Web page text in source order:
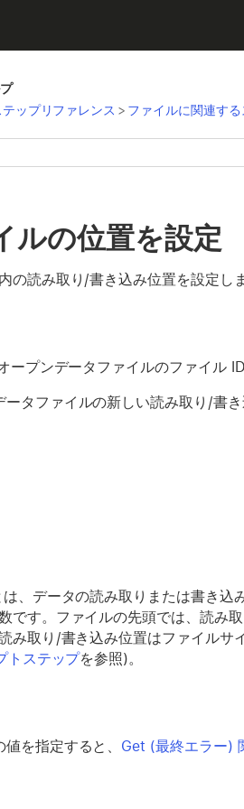
ップリファレンス > ファイルに関連す
ルの位置を設定
の読み取り/書き込み位置を設定しま
ープンデータファイルのファイル
ータファイルの新しい読み取り/書
、データの読み取りまたは書き込
です。ファイルの先頭では、読み
み取り/書き込み位置はファイルサ
トステップを参照)。
を指定すると、 Get (最終エラー)